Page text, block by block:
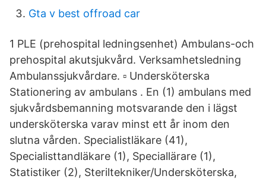
Gta v best offroad car
1 PLE (prehospital ledningsenhet) Ambulans-och
prehospital akutsjukvård. Verksamhetsledning
Ambulanssjukvårdare. ▫ Undersköterska
Stationering av ambulans . En (1) ambulans med
sjukvårdsbemanning motsvarande den i lägst
undersköterska varav minst ett år inom den
slutna vården. Specialistläkare (41),
Specialisttandläkare (1), Speciallärare (1),
Statistiker (2), Steriltekniker/Undersköterska,